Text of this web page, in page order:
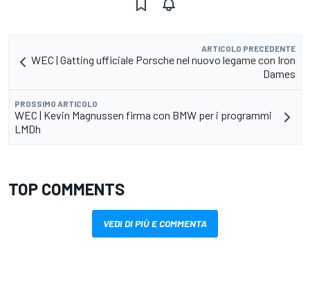
ARTICOLO PRECEDENTE
WEC | Gatting ufficiale Porsche nel nuovo legame con Iron
Dames
PROSSIMO ARTICOLO
WEC | Kevin Magnussen firma con BMW per i programmi
LMDh
TOP COMMENTS
VEDI DI PIÙ E COMMENTA